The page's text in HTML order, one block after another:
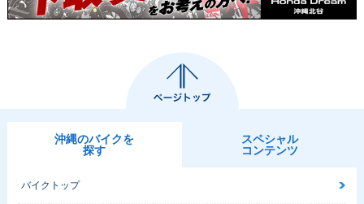
沖縄のバイクを
探す
スペシャル
コンテンツ
バイクトップ